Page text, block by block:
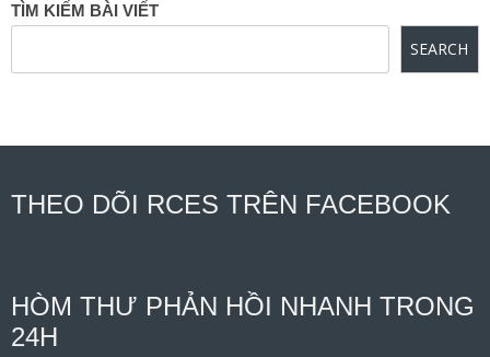
TÌM KIẾM BÀI VIẾT
SEARCH
THEO DÕI RCES TRÊN FACEBOOK
HÒM THƯ PHẢN HỒI NHANH TRONG
24H